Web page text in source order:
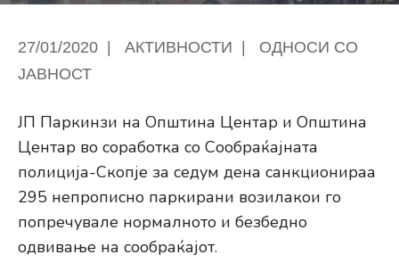
27/01/2020 АКТИВНОСТИ
ОДНОСИ СО
ЈАВНОСТ
ЈП Паркинзи на Општина Центар и Општина
Центар во соработка со Сообраќајната
полиција-Скопје за седум дена санкционираа
295 непрописно паркирани возилакои го
попречувале нормалното и безбедно
одвивање на сообраќајот.